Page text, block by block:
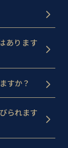
あります
すか？
られます